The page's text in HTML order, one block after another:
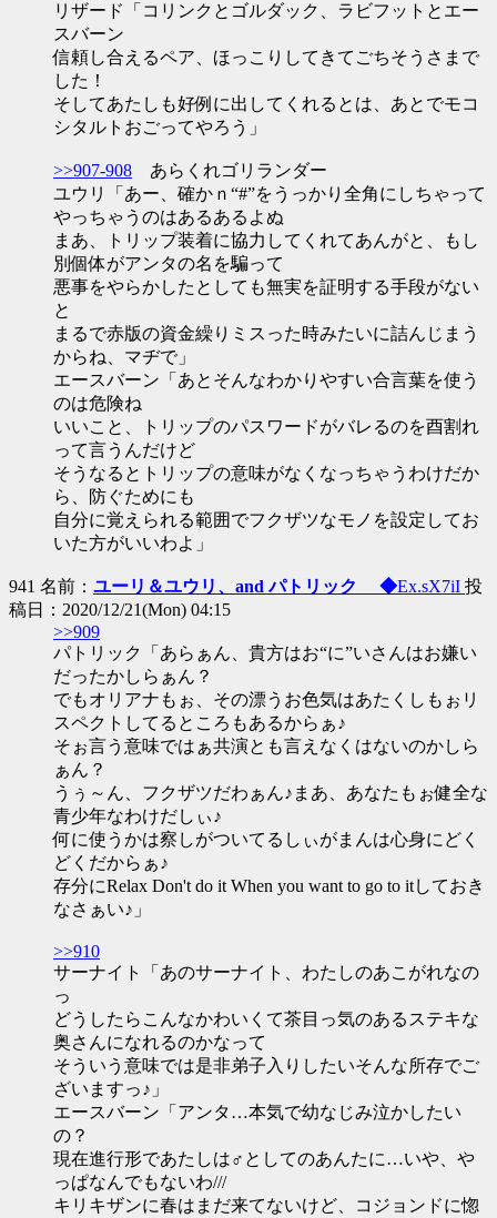
リザード「コリンクとゴルダック、ラビフットとエー
スバーン
信頼し合えるペア、ほっこりしてきてごちそうさまで
した！
そしてあたしも好例に出してくれるとは、あとでモコ
シタルトおごってやろう」
>>907-908 あらくれゴリランダー
ユウリ「あー、確かｎ“#”をうっかり全角にしちゃって
やっちゃうのはあるあるよぬ
まあ、トリップ装着に協力してくれてあんがと、もし
別個体がアンタの名を騙って
悪事をやらかしたとしても無実を証明する手段がない
と
まるで赤版の資金繰りミスった時みたいに詰んじまう
からね、マヂで」
エースバーン「あとそんなわかりやすい合言葉を使う
のは危険ね
いいこと、トリップのパスワードがバレるのを酉割れ
って言うんだけど
そうなるとトリップの意味がなくなっちゃうわけだか
ら、防ぐためにも
自分に覚えられる範囲でフクザツなモノを設定してお
いた方がいいわよ」
941 名前： ユーリ＆ユウリ、and パトリック ◆Ex.sX7iI 投
稿日：2020/12/21(Mon) 04:15
>>909
パトリック「あらぁん、貴方はお“に”いさんはお嫌い
だったかしらぁん？
でもオリアナもぉ、その漂うお色気はあたくしもぉリ
スペクトしてるところもあるからぁ♪
そぉ言う意味ではぁ共演とも言えなくはないのかしら
ぁん？
うぅ～ん、フクザツだわぁん♪まあ、あなたもぉ健全な
青少年なわけだしぃ♪
何に使うかは察しがついてるしぃがまんは心身にどく
どくだからぁ♪
存分にRelax Don't do it When you want to go to itしておき
なさぁい♪」
>>910
サーナイト「あのサーナイト、わたしのあこがれなの
っ
どうしたらこんなかわいくて茶目っ気のあるステキな
奥さんになれるのかなって
そういう意味では是非弟子入りしたいそんな所存でご
ざいますっ♪」
エースバーン「アンタ…本気で幼なじみ泣かしたい
の？
現在進行形であたしは♂としてのあんたに…いや、や
っぱなんでもないわ///
キリキザンに春はまだ来てないけど、コジョンドに惚